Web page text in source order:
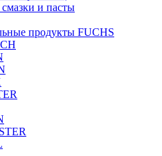
и пасты
продукты FUCHS